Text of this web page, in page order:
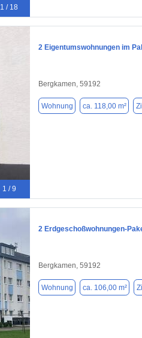
1 / 18
1 / 9
2 Eigentumswohnungen im
Bergkamen, 59192
Wohnung ca. 118,00 m²
2 Erdgeschoßwohnungen-
Bergkamen, 59192
Wohnung ca. 106,00 m²